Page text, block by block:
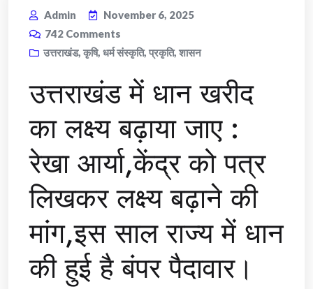
Admin
November 6, 2025
742 Comments
उत्तराखंड, कृषि, धर्म संस्कृति, प्रकृति, शासन
उत्तराखंड में धान खरीद
का लक्ष्य बढ़ाया जाए :
रेखा आर्या,केंद्र को पत्र
लिखकर लक्ष्य बढ़ाने की
मांग,इस साल राज्य में धान
की हुई है बंपर पैदावार।